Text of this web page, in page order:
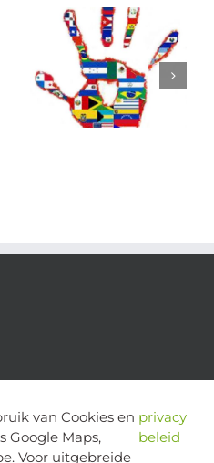
van Cookies en
Google Maps,
Voor uitgebreide
privacy
beleid